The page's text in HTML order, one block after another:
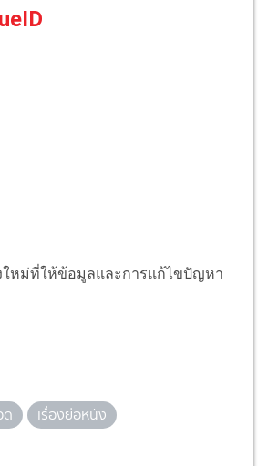
ใหม่ที่ให้ข้อมูลและการแก้ไขปัญหา
ด เรื่องย่อหนัง